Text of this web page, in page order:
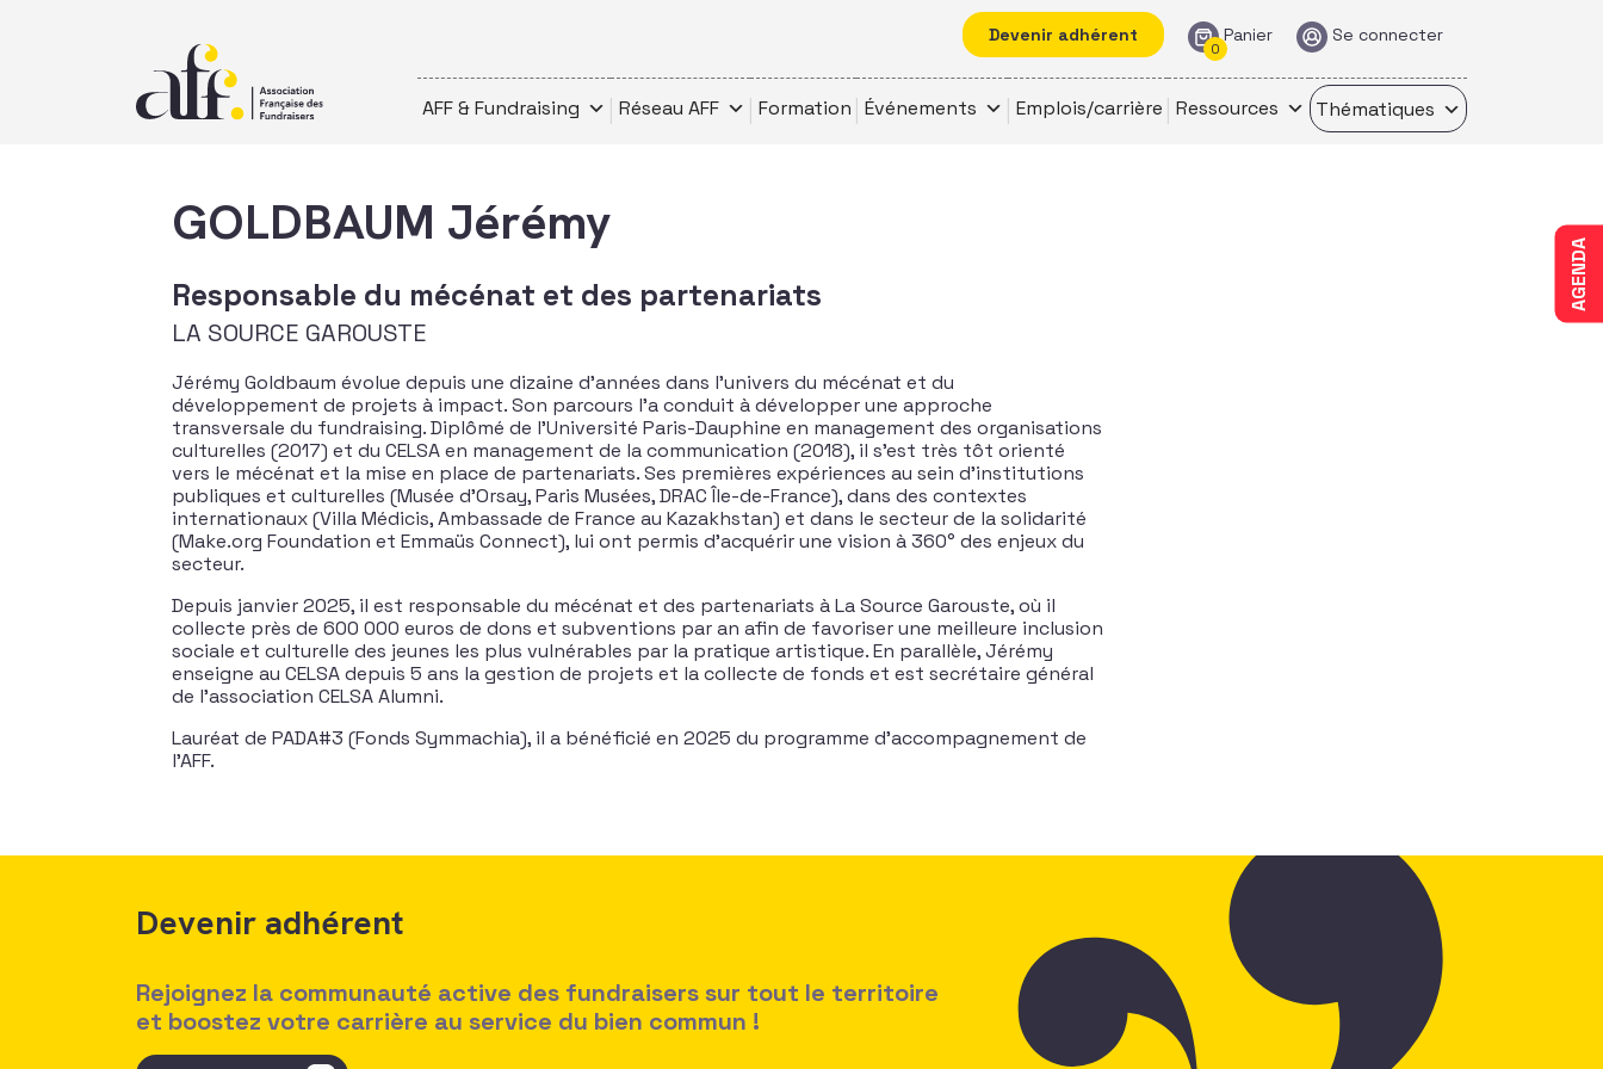
Devenir adhérent Panier
0
Se connecter
AFF & Fundraising Réseau AFF Formation Événements Emplois/carrière Ressources Thématiques
AGENDA
GOLDBAUM Jérémy
Responsable du mécénat et des partenariats
LA SOURCE GAROUSTE
Jérémy Goldbaum évolue depuis une dizaine d’années dans l’univers du mécénat et du
développement de projets à impact. Son parcours l’a conduit à développer une approche
transversale du fundraising. Diplômé de l’Université Paris-Dauphine en management des organisations
culturelles (2017) et du CELSA en management de la communication (2018), il s’est très tôt orienté
vers le mécénat et la mise en place de partenariats. Ses premières expériences au sein d’institutions
publiques et culturelles (Musée d’Orsay, Paris Musées, DRAC Île-de-France), dans des contextes
internationaux (Villa Médicis, Ambassade de France au Kazakhstan) et dans le secteur de la solidarité
(Make.org Foundation et Emmaüs Connect), lui ont permis d’acquérir une vision à 360° des enjeux du
secteur.
Depuis janvier 2025, il est responsable du mécénat et des partenariats à La Source Garouste, où il
collecte près de 600 000 euros de dons et subventions par an afin de favoriser une meilleure inclusion
sociale et culturelle des jeunes les plus vulnérables par la pratique artistique. En parallèle, Jérémy
enseigne au CELSA depuis 5 ans la gestion de projets et la collecte de fonds et est secrétaire général
de l’association CELSA Alumni.
Lauréat de PADA#3 (Fonds Symmachia), il a bénéficié en 2025 du programme d’accompagnement de
l’AFF.
Devenir adhérent
Rejoignez la communauté active des fundraisers sur tout le territoire
et boostez votre carrière au service du bien commun !